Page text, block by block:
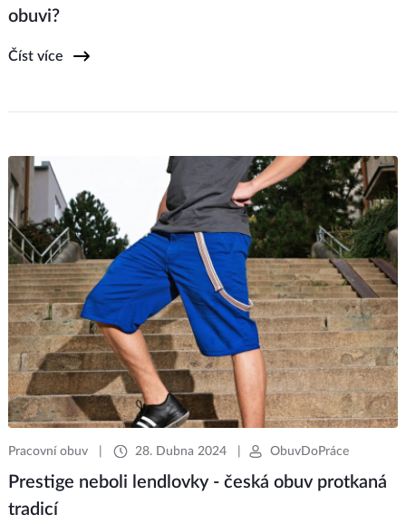
obuvi?
Číst více
Pracovní obuv| 28. Dubna 2024| ObuvDoPráce
Prestige neboli lendlovky - česká obuv protkaná
tradicí